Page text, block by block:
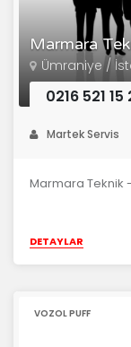
Marmara
Ümraniye /
0216 521 15
Martek Servis
Marmara Teknik
DETAYLAR
VOZOL PUFF